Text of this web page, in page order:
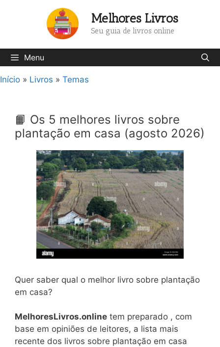
Melhores Livros
Seu guia de livros online
Menu
Início » Livros » Temas
📙 Os 5 melhores livros sobre
plantação em casa (agosto 2026)
Quer saber qual o melhor livro sobre plantação
em casa?
MelhoresLivros.online tem preparado , com
base em opiniões de leitores, a lista mais
recente dos livros sobre plantação em casa